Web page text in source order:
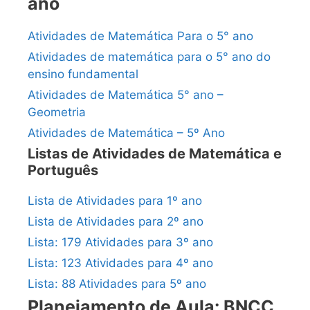
Atividades de Matemática Para o 5° ano
Atividades de matemática para o 5° ano do
ensino fundamental
Atividades de Matemática 5° ano –
Geometria
Atividades de Matemática – 5º Ano
Listas de Atividades de Matemática e
Português
Lista de Atividades para 1º ano
Lista de Atividades para 2º ano
Lista: 179 Atividades para 3º ano
Lista: 123 Atividades para 4º ano
Lista: 88 Atividades para 5º ano